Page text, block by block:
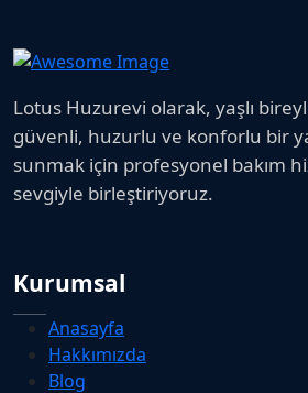
Lotus Huzurevi olarak, yaşlı
güvenli, huzurlu ve konforlu bir
sunmak için profesyonel bakım
sevgiyle birleştiriyoruz.
Kurumsal
Anasayfa
Hakkımızda
Blog